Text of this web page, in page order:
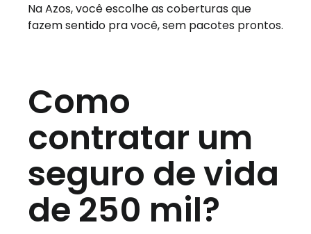
Na Azos, você escolhe as coberturas que
fazem sentido pra você, sem pacotes prontos.
Como
contratar um
seguro de vida
de 250 mil?